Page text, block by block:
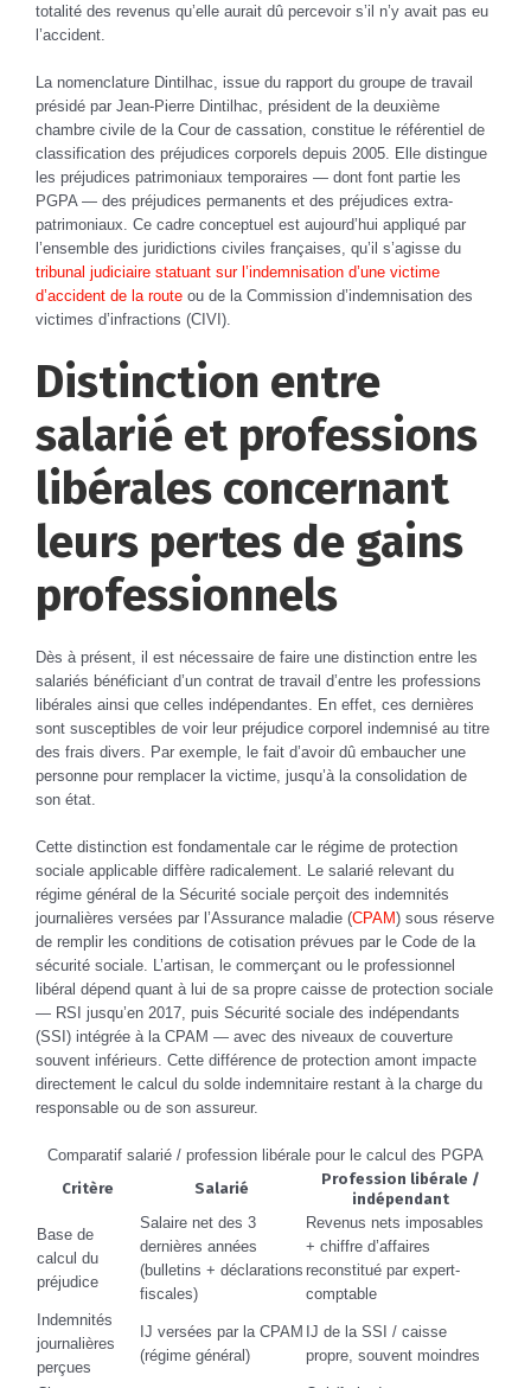
totalité des revenus qu’elle aurait dû percevoir s’il n’y avait pas eu
l’accident.
La nomenclature Dintilhac, issue du rapport du groupe de travail
présidé par Jean-Pierre Dintilhac, président de la deuxième
chambre civile de la Cour de cassation, constitue le référentiel de
classification des préjudices corporels depuis 2005. Elle distingue
les préjudices patrimoniaux temporaires — dont font partie les
PGPA — des préjudices permanents et des préjudices extra-
patrimoniaux. Ce cadre conceptuel est aujourd’hui appliqué par
l’ensemble des juridictions civiles françaises, qu’il s’agisse du
tribunal judiciaire statuant sur l’indemnisation d’une victime
d’accident de la route ou de la Commission d’indemnisation des
victimes d’infractions (CIVI).
Distinction entre
salarié et professions
libérales concernant
leurs pertes de gains
professionnels
Dès à présent, il est nécessaire de faire une distinction entre les
salariés bénéficiant d’un contrat de travail d’entre les professions
libérales ainsi que celles indépendantes. En effet, ces dernières
sont susceptibles de voir leur préjudice corporel indemnisé au titre
des frais divers. Par exemple, le fait d’avoir dû embaucher une
personne pour remplacer la victime, jusqu’à la consolidation de
son état.
Cette distinction est fondamentale car le régime de protection
sociale applicable diffère radicalement. Le salarié relevant du
régime général de la Sécurité sociale perçoit des indemnités
journalières versées par l’Assurance maladie (CPAM) sous réserve
de remplir les conditions de cotisation prévues par le Code de la
sécurité sociale. L’artisan, le commerçant ou le professionnel
libéral dépend quant à lui de sa propre caisse de protection sociale
— RSI jusqu’en 2017, puis Sécurité sociale des indépendants
(SSI) intégrée à la CPAM — avec des niveaux de couverture
souvent inférieurs. Cette différence de protection amont impacte
directement le calcul du solde indemnitaire restant à la charge du
responsable ou de son assureur.
Comparatif salarié / profession libérale pour le calcul des PGPA
Critère
Salarié
Profession libérale /
indépendant
Base de
calcul du
préjudice
Salaire net des 3
dernières années
(bulletins + déclarations
fiscales)
Revenus nets imposables
+ chiffre d’affaires
reconstitué par expert-
comptable
Indemnités
journalières
perçues
IJ versées par la CPAM
(régime général)
IJ de la SSI / caisse
propre, souvent moindres